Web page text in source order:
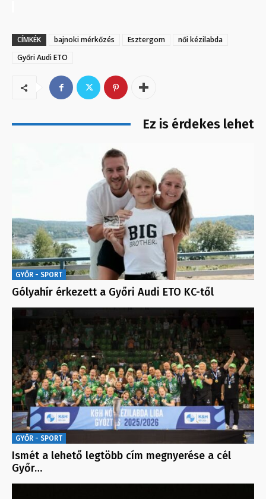
CÍMKÉK bajnoki mérkőzés Esztergom
női kézilabda
Győri Audi ETO
Ez is érdekes lehet
GYŐR - SPORT
Gólyahír érkezett a Győri Audi ETO KC-től
GYŐR - SPORT
Ismét a lehető legtöbb cím megnyerése a cél
Győr…